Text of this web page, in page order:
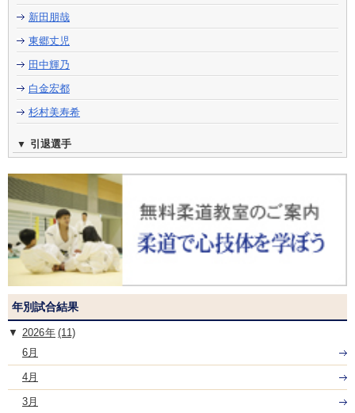
新田朋哉
東郷丈児
田中輝乃
白金宏都
杉村美寿希
引退選手
年別試合結果
2026
(11)
6月
4月
3月